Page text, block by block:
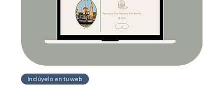
Inclúyelo en tu web